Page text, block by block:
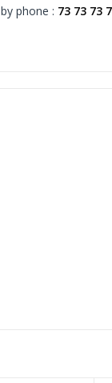
phone : 73 73 73